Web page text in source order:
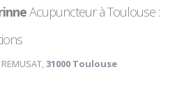
Acupuncteur à Toulouse :
31000 Toulouse